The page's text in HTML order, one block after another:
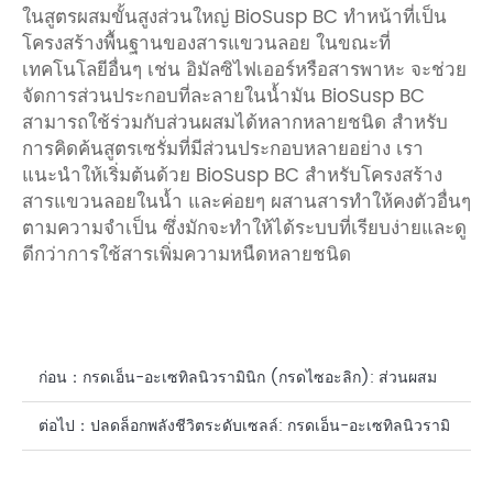
ในสูตรผสมขั้นสูงส่วนใหญ่ BioSusp BC ทำหน้าที่เป็น
โครงสร้างพื้นฐานของสารแขวนลอย ในขณะที่
เทคโนโลยีอื่นๆ เช่น อิมัลซิไฟเออร์หรือสารพาหะ จะช่วย
จัดการส่วนประกอบที่ละลายในน้ำมัน BioSusp BC
สามารถใช้ร่วมกับส่วนผสมได้หลากหลายชนิด สำหรับ
การคิดค้นสูตรเซรั่มที่มีส่วนประกอบหลายอย่าง เรา
แนะนำให้เริ่มต้นด้วย BioSusp BC สำหรับโครงสร้าง
สารแขวนลอยในน้ำ และค่อยๆ ผสานสารทำให้คงตัวอื่นๆ
ตามความจำเป็น ซึ่งมักจะทำให้ได้ระบบที่เรียบง่ายและดู
ดีกว่าการใช้สารเพิ่มความหนืดหลายชนิด
ก่อน： กรดเอ็น-อะเซทิลนิวรามินิก (กรดไซอะลิก): ส่วนผสม
ออกฤทธิ์ทางชีวภาพรุ่นใหม่เพื่อการดูแลผิวอย่างแม่นยำและต่อ
ต่อไป： ปลดล็อกพลังชีวิตระดับเซลล์: กรดเอ็น-อะเซทิลนิวรามิ